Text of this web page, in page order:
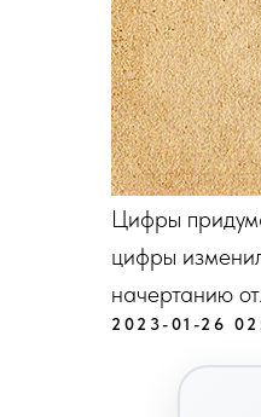
Цифры
цифры
начертанию
2023-01-26